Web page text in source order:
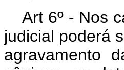
Art 6º - Nos
judicial poderá
agravamento